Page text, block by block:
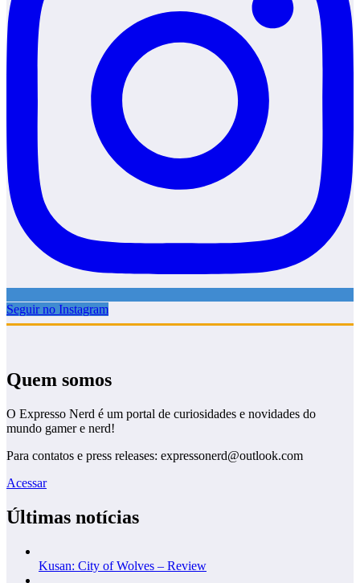
Seguir no Instagram
Quem somos
O Expresso Nerd é um portal de curiosidades e novidades do
mundo gamer e nerd!
Para contatos e press releases: expressonerd@outlook.com
Acessar
Últimas notícias
Kusan: City of Wolves – Review